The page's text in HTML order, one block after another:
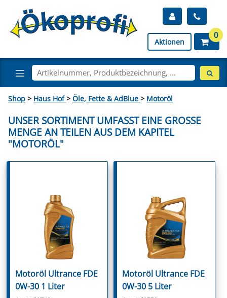
Aktionen
0
Shop > Haus Hof> Öle, Fette & AdBlue > Motoröl
UNSER SORTIMENT UMFASST EINE GROSSE M
ENGE AN TEILEN AUS DEM KAPITEL "
MOTORÖL"
Motoröl Ultrance FDE
0W-30 1 Liter
Motoröl Ultrance FDE
0W-30 5 Liter